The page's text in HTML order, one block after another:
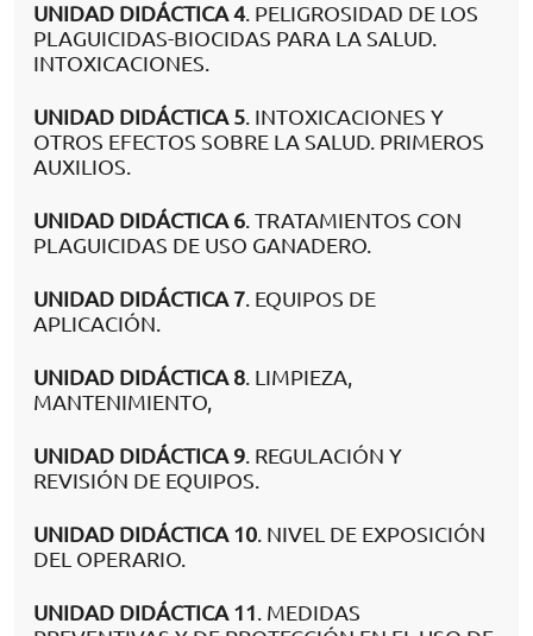
UNIDAD DIDÁCTICA 4. PELIGROSIDAD DE LOS
PLAGUICIDAS-BIOCIDAS PARA LA SALUD.
INTOXICACIONES.
UNIDAD DIDÁCTICA 5. INTOXICACIONES Y
OTROS EFECTOS SOBRE LA SALUD. PRIMEROS
AUXILIOS.
UNIDAD DIDÁCTICA 6. TRATAMIENTOS CON
PLAGUICIDAS DE USO GANADERO.
UNIDAD DIDÁCTICA 7. EQUIPOS DE
APLICACIÓN.
UNIDAD DIDÁCTICA 8. LIMPIEZA,
MANTENIMIENTO,
UNIDAD DIDÁCTICA 9. REGULACIÓN Y
REVISIÓN DE EQUIPOS.
UNIDAD DIDÁCTICA 10. NIVEL DE EXPOSICIÓN
DEL OPERARIO.
UNIDAD DIDÁCTICA 11. MEDIDAS